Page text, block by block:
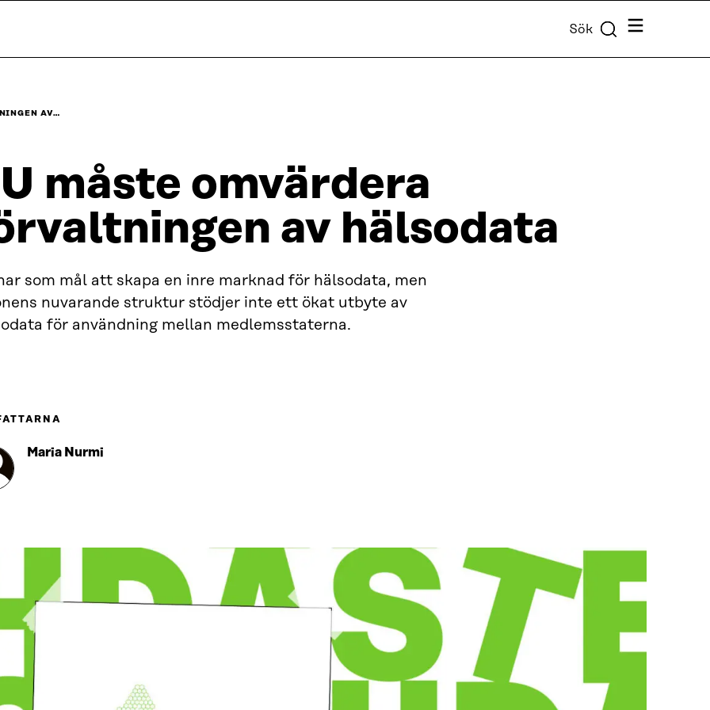
Sök Meny
AV…
måste omvärdera
av hälsodata
som mål att skapa en inre marknad för hälsodata, men
nuvarande struktur stödjer inte ett ökat utbyte av
för användning mellan medlemsstaterna.
Maria Nurmi